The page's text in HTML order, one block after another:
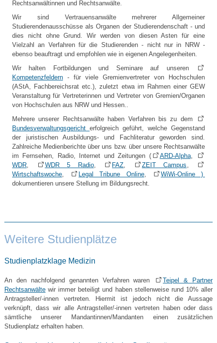
Rechtsanwältinnen und Rechtsanwälte.
Wir sind Vertrauensanwälte mehrerer Allgemeiner
Studierendenausschüsse als Organen der Studierendenschaft - und
dies nicht ohne Grund. Wir werden von diesen Asten für eine
Vielzahl an Verfahren für die Studierenden - nicht nur in NRW -
ebenso beauftragt und empfohlen wie in eigenen Angelegenheiten.
Wir halten Fortbildungen und Seminare auf unseren
Kompetenzfeldern- für viele Gremienvertreter von Hochschulen
(AStA, Fachbereichsrat etc.), zuletzt etwa im Rahmen einer GEW
Veranstaltung für Vertreterinnen und Vertreter von Gremien/Organen
von Hochschulen aus NRW und Hessen..
Mehrere unserer Rechtsanwälte haben Verfahren bis zu dem
Bundesverwaltungsgericht erfolgreich geführt, welche Gegenstand
der juristischen Ausbildungs- und Fachliteratur geworden sind.
Zahlreiche Medienberichte über uns bzw. über unsere Rechtsanwälte
im Fernsehen, Radio, Internet und Zeitungen (
ARD-Alpha,
WDR, WDR 5 Radio, FAZ, ZEIT Campus ,
Wirtschaftswoche, Legal Tribune Online,
WiWi-Online )
dokumentieren unsere Stellung im Bildungsrecht.
Weitere Studienplätze
Studienplatzklage Medizin
An den nachfolgend genannten Verfahren waren
Teipel & Partner
Rechtsanwältewir immer beteiligt und haben stellenweise rund 10% aller
Antragsteller/-innen vertreten. Hiermit ist jedoch nicht die Aussage
verknüpft, dass wir alle Antragsteller/-innen vertreten haben oder dass
sämtliche unserer Mandantinnen/Mandanten einen zusätzlichen
Studienplatz erhalten haben.